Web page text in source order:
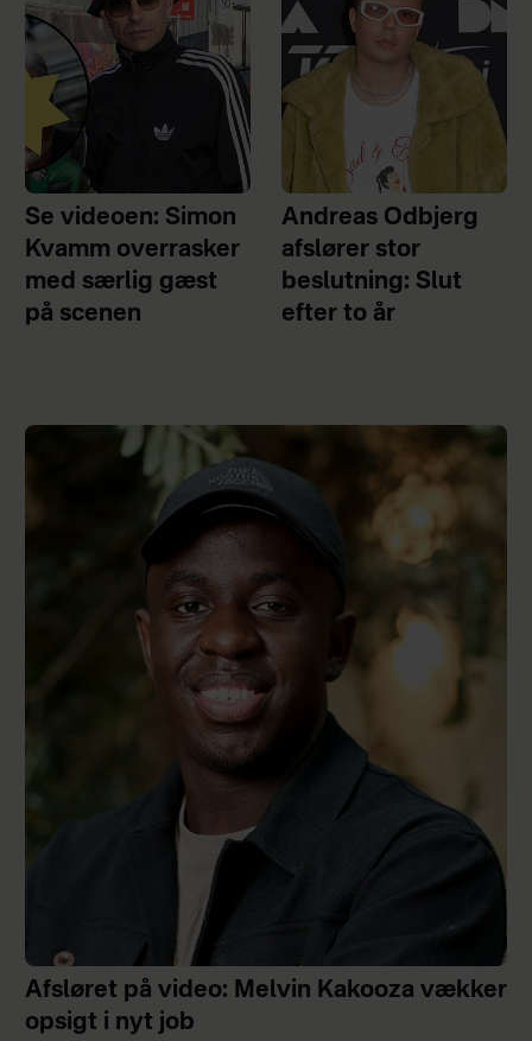
Se videoen: Simon
Kvamm overrasker
med særlig gæst
på scenen
Andreas Odbjerg
afslører stor
beslutning: Slut
efter to år
Afsløret på video: Melvin Kakooza vækker
opsigt i nyt job